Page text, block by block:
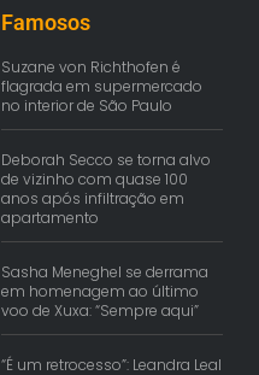
Famosos
Suzane von Richthofen é
flagrada em supermercado
no interior de São Paulo
Deborah Secco se torna alvo
de vizinho com quase 100
anos após infiltração em
apartamento
Sasha Meneghel se derrama
em homenagem ao último
voo de Xuxa: “Sempre aqui”
“É um retrocesso”: Leandra Leal